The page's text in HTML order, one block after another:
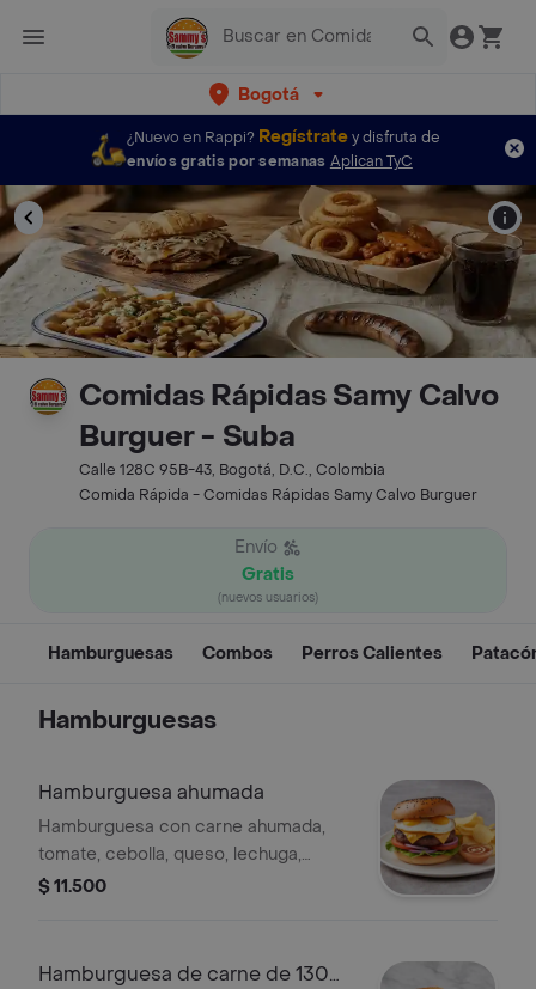
Bogotá
¿Nuevo en Rappi? Regístratey disfruta de
envíos gratis por semanas Aplican TyC
Comidas Rápidas Samy Calvo
Burguer - Suba
Calle 128C 95B-43, Bogotá, D.C., Colombia
Comida Rápida - Comidas Rápidas Samy Calvo Burguer
Envío
Gratis
(nuevos usuarios)
Hamburguesas Combos Perros Calientes
Hamburguesas
Hamburguesa ahumada
Hamburguesa con carne ahumada,
tomate, cebolla, queso, lechuga,
huevo de codorniz, papas chips y
$ 11.500
Hamburguesa de carne de 130